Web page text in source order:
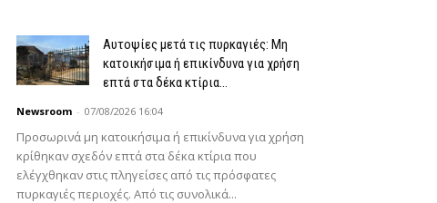
Αυτοψίες μετά τις πυρκαγιές: Μη
κατοικήσιμα ή επικίνδυνα για χρήση
επτά στα δέκα κτίρια...
Newsroom - 07/08/2026 16:04
Προσωρινά μη κατοικήσιμα ή επικίνδυνα για χρήση
κρίθηκαν σχεδόν επτά στα δέκα κτίρια που
ελέγχθηκαν στις πληγείσες από τις πρόσφατες
πυρκαγιές περιοχές. Από τις συνολικά...